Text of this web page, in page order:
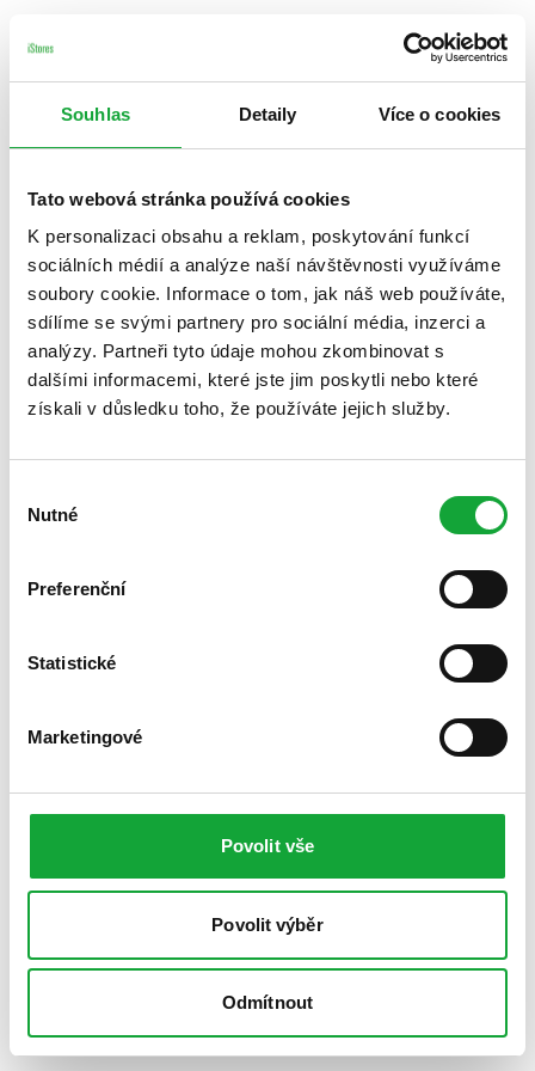
Souhlas Detaily Více o cookies
Tato webová stránka používá cookies
K personalizaci obsahu a reklam, poskytování funkcí
sociálních médií a analýze naší návštěvnosti využíváme
soubory cookie. Informace o tom, jak náš web používáte,
sdílíme se svými partnery pro sociální média, inzerci a
analýzy. Partneři tyto údaje mohou zkombinovat s
dalšími informacemi, které jste jim poskytli nebo které
získali v důsledku toho, že používáte jejich služby.
souhlasu
Nutné
Preferenční
Statistické
Marketingové
Povolit vše
Povolit výběr
Odmítnout